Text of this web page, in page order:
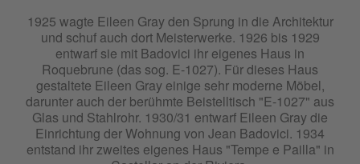
1925 wagte Eileen Gray den Sprung in die Architektur
und schuf auch dort Meisterwerke. 1926 bis 1929
entwarf sie mit Badovici ihr eigenes Haus in
Roquebrune (das sog. E-1027). Für dieses Haus
gestaltete Eileen Gray einige sehr moderne Möbel,
darunter auch der berühmte Beistelltisch "E-1027" aus
Glas und Stahlrohr. 1930/31 entwarf Eileen Gray die
Einrichtung der Wohnung von Jean Badovici. 1934
entstand ihr zweites eigenes Haus "Tempe e Pailla" in